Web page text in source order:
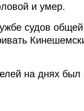
и умер.
судов
на днях был